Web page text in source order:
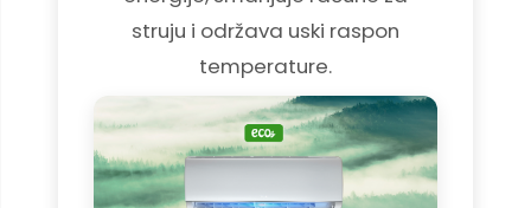
struju i održava uski raspon
temperature.